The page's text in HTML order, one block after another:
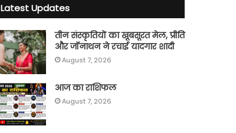
Latest Updates
तीन संस्कृतियों का खूबसूरत मेल, प्रीति
और जॉनाथन ने रचाई यादगार शादी
August 7, 2026
आज का राशिफल
August 7, 2026